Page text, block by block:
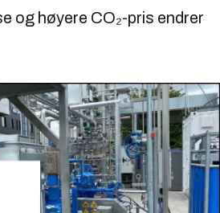
og høyere CO₂-pris endrer